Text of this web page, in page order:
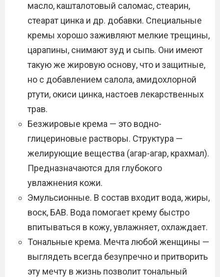
масло, кашталотовый саломас, стеарин,
стеарат цинка и др. добавки. Специальные
кремы хорошо заживляют мелкие трещины,
царапины, снимают зуд и сыпь. Они имеют
такую же жировую основу, что и защитные,
но с добавлением салола, амидохлорной
ртути, окиси цинка, настоев лекарственных
трав.
Безжировые крема — это водно-
глицериновые растворы. Структура —
желирующие вещества (агар-агар, крахмал).
Предназначаются для глубокого
увлажнения кожи.
Эмульсионные. В состав входит вода, жиры,
воск, БАВ. Вода помогает крему быстро
впитываться в кожу, увлажняет, охлаждает.
Тональные крема. Мечта любой женщины —
выглядеть всегда безупречно и притворить
эту мечту в жизнь позволит тональный